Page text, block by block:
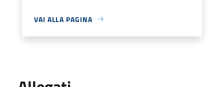
VAI ALLA PAGINA